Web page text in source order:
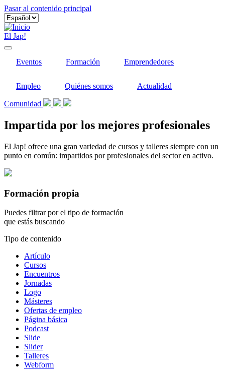
Pasar al contenido principal
El Jap!
Eventos Formación Emprendedores
Empleo Quiénes somos Actualidad
Comunidad
Impartida por los mejores profesionales
El Jap! ofrece una gran variedad de cursos y talleres siempre con un
punto en común: impartidos por profesionales del sector en activo.
Formación propia
Puedes filtrar por el tipo de formación
que estás buscando
Tipo de contenido
Artículo
Cursos
Encuentros
Jornadas
Logo
Másteres
Ofertas de empleo
Página básica
Podcast
Slide
Slider
Talleres
Webform